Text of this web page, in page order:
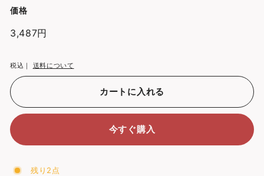
価格
通
3,487円
税込｜ 送料について
カートに入れる
今すぐ購入
残り2点